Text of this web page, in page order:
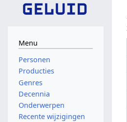
Menu
Personen
Producties
Genres
Decennia
Onderwerpen
Recente wijzigingen